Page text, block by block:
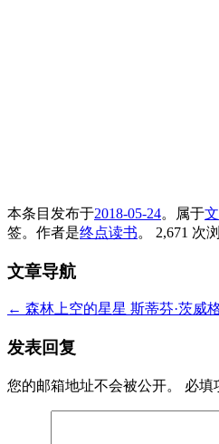
本条目发布于2018-05-24。属于
签。 作者是终点读书。 2,671 次
文章导航
← 森林上空的星星 斯蒂芬·茨威
发表回复
您的邮箱地址不会被公开。 必填